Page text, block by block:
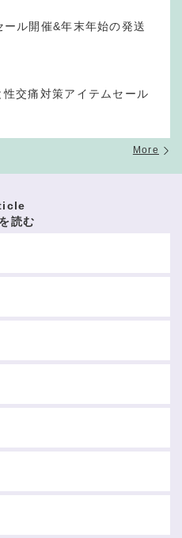
ール開催&年末年始の発送
性交痛対策アイテムセール
More
読む